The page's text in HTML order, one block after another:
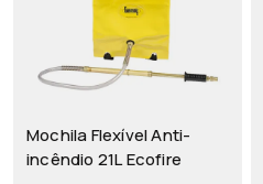
Mochila Flexível Anti-
incêndio 21L Ecofire